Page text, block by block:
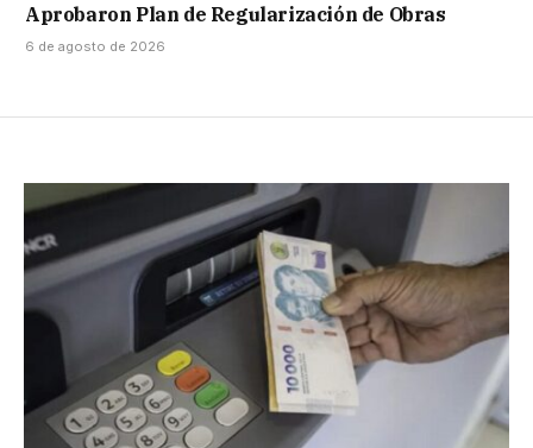
Aprobaron Plan de Regularización de Obras
6 de agosto de 2026